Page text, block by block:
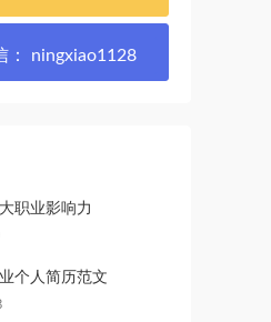
： ningxiao1128
职业影响力
个人简历范文